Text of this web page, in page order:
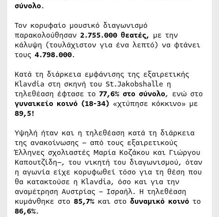
σύνολο.
Τον κορυφαίο μουσικό διαγωνισμό
παρακολούθησαν 2.755.000 θεατές, με την
κάλυψη (τουλάχιστον για ένα λεπτό) να φτάνει
τους 4.798.000.
Κατά τη διάρκεια εμφάνισης της εξαιρετικής
Klavdia στη σκηνή του St.Jakobshalle η
τηλεθέαση έφτασε το 77,6% στο σύνολο, ενώ στο
γυναικείο κοινό (18-34) «χτύπησε κόκκινο» με
89,5!
Υψηλή ήταν και η τηλεθέαση κατά τη διάρκεια
της ανακοίνωσης – από τους εξαιρετικούς
Έλληνες σχολιαστές Μαρία Κοζάκου και Γιώργου
Καπουτζίδη–, του νικητή του διαγωνισμού, όταν
η αγωνία είχε κορυφωθεί τόσο για τη θέση που
θα κατακτούσε η Klavdia, όσο και για την
αναμέτρηση Αυστρίας – Ισραήλ. Η τηλεθέαση
κυμάνθηκε στο 85,7% και στο δυναμικό κοινό το
86,6%.